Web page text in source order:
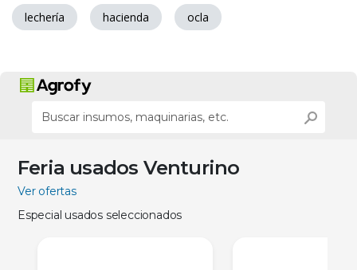
lechería hacienda ocla
Feria usados Venturino
Ver ofertas
Especial usados seleccionados